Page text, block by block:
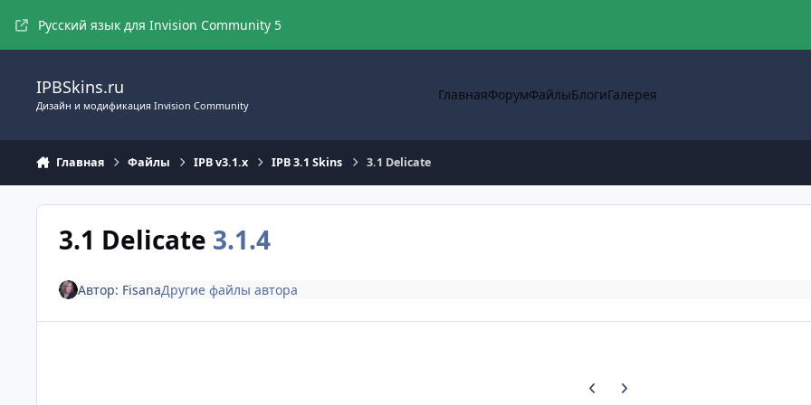
Русский язык для Invision Community 5
IPBSkins.ru
Дизайн и модификация Invision Community
ГлавнаяФорумФайлыБлогиГалерея
Главная Файлы IPB v3.1.x IPB 3.1 Skins 3.1 Delicate
3.1 Delicate 3.1.4
Автор: FisanaДругие файлы автора
Предыдущий слайд карусели
Следующий слайд карусели